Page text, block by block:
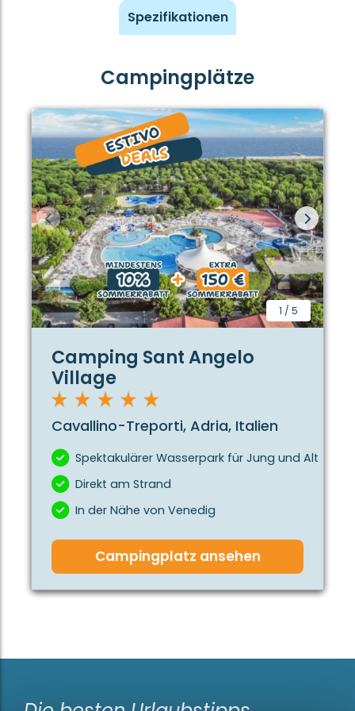
gestalten können. Für Familien mit kleinen Kindern
kann ein Babybett und einen Hochstuhl
Das Badezimmer ist kompakt und praktisch, und
verfügt über eine Dusche, ein Waschbecken und
eine Toilette. Handtücher brauchen Sie selbst
mitzubringen.
Außenbereich
Draußen setzt sich der Aufenthalt auf der völlig
überdachten, gefliesten Terrasse fort. Hier können
Sie gemeinsam essen, ein Spiel spielen oder einfach
die frische Luft genießen, während Sie dennoch
geschützt sitzen. Die Terrasse fühlt sich schnell wie
eine Verlängerung des Wohnraums an und lädt
Das Auto kann direkt neben dem Mobilheim geparkt
werden.
Spezifikationen
Campingplätze
1 / 5
Camping Sant Angelo
Village
Cavallino-Treporti, Adria, Italien
Spektakulärer Wasserpark für Jung und Alt
Direkt am Strand
In der Nähe von Venedig
Campingplatz ansehen